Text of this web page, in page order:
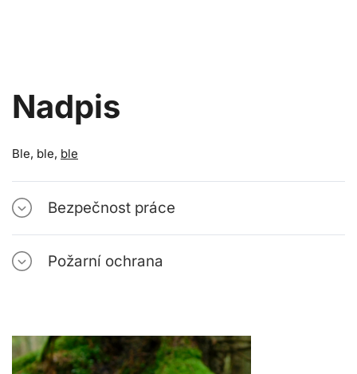
Nadpis
Ble, ble, ble
Bezpečnost práce
Požarní ochrana